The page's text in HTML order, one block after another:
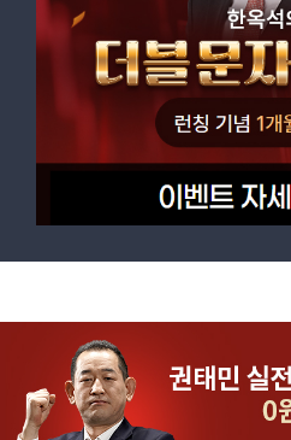
앞으로도 저의 경험
수 있는 투자 길잡이
단기-급등,단기-테마
장기-주도